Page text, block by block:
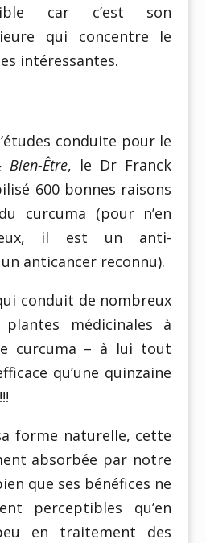
car c’est son
qui concentre le
intéressantes.
conduite pour le
Bien-Être, le Dr Franck
600 bonnes raisons
curcuma (pour n’en
il est un anti-
anticancer reconnu).
conduit de nombreux
plantes médicinales à
curcuma – à lui tout
qu’une quinzaine
forme naturelle, cette
absorbée par notre
que ses bénéfices ne
perceptibles qu’en
en traitement des